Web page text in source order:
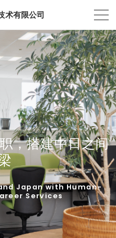
术有限公司
，搭建中日之间
Japan with Human-
Services